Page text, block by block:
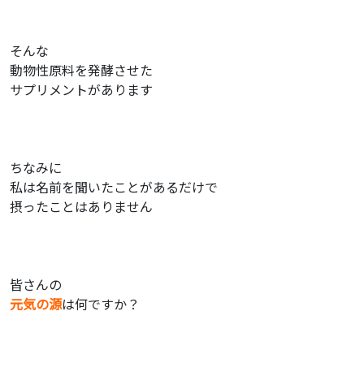
そんな
動物性原料を発酵させた
サプリメントがあります
ちなみに
私は名前を聞いたことがあるだけで
摂ったことはありません
皆さんの
元気の源は何ですか？